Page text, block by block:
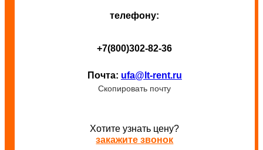
телефону:
+7(800)302-82-36
Почта: ufa@lt-rent.ru
Скопировать почту
Хотите узнать цену?
закажите звонок